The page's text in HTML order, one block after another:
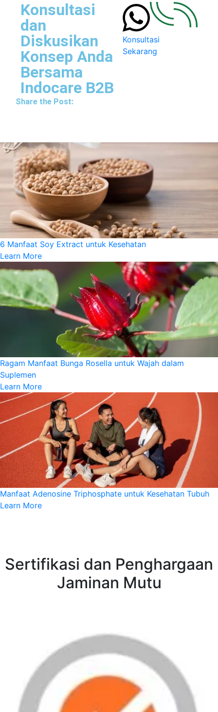
Konsultasi
dan
Diskusikan
Konsep Anda
Bersama
Indocare B2B
Konsultasi
Sekarang
Share the Post:
6 Manfaat Soy Extract untuk Kesehatan
Learn More
Ragam Manfaat Bunga Rosella untuk Wajah dalam
Suplemen
Learn More
Manfaat Adenosine Triphosphate untuk Kesehatan Tubuh
Learn More
Sertifikasi dan Penghargaan
Jaminan Mutu
WHATSAPP LOCAL
WHATSAPP EXPORT